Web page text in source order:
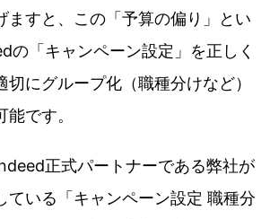
ますと、この「予算の偏り」とい
の「キャンペーン設定」を正しく
切にグループ化（職種分けなど）
です。
正式パートナーである弊社が
ている「キャンペーン設定 職種分